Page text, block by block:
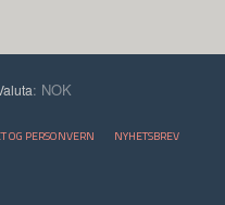
: NOK
OG PERSONVERN NYHETSBREV